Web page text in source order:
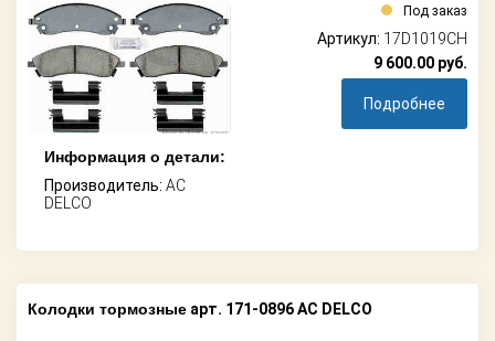
Информация о детали:
Производитель: AC
DELCO
Под заказ
Артикул: 17D1019CH
9 600.00 руб.
Подробнее
Колодки тормозные арт. 171-0896 AC DELCO